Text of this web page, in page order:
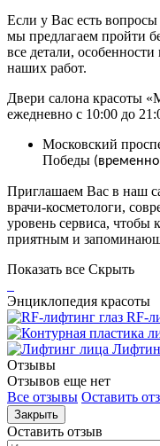
Если у Вас есть
мы предлагаем пройти
все детали,
наших работ.
Двери салона красоты
ежедневно с 10:00 до
Московский
Победы (временно
Приглашаем Вас в наш
врачи-косметологи,
уровень сервиса, чтобы
приятным и
Показать все Скрыть
Энциклопедия красоты
RF-
Отзывы
Отзывов еще нет
Все отзывы Оставить
Закрыть
Оставить отзыв